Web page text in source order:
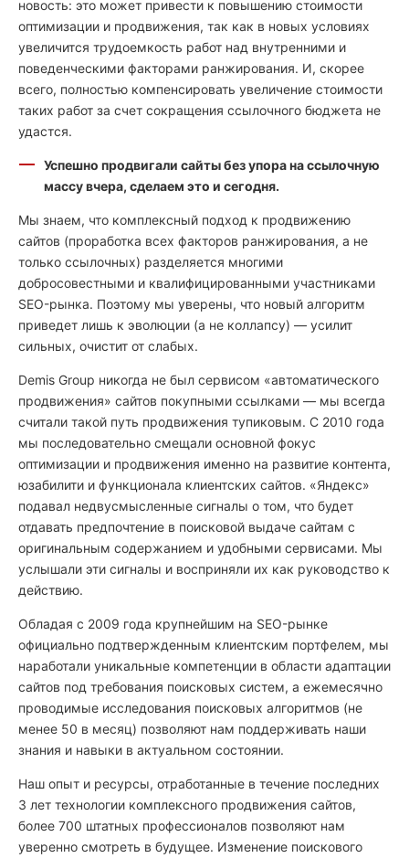
новость: это может привести к повышению стоимости
оптимизации и продвижения, так как в новых условиях
увеличится трудоемкость работ над внутренними и
поведенческими факторами ранжирования. И, скорее
всего, полностью компенсировать увеличение стоимости
таких работ за счет сокращения ссылочного бюджета не
удастся.
Успешно продвигали сайты без упора на ссылочную
массу вчера, сделаем это и сегодня.
Мы знаем, что комплексный подход к продвижению
сайтов (проработка всех факторов ранжирования, а не
только ссылочных) разделяется многими
добросовестными и квалифицированными участниками
SEO-рынка. Поэтому мы уверены, что новый алгоритм
приведет лишь к эволюции (а не коллапсу) — усилит
сильных, очистит от слабых.
Demis Group никогда не был сервисом «автоматического
продвижения» сайтов покупными ссылками — мы всегда
считали такой путь продвижения тупиковым. С 2010 года
мы последовательно смещали основной фокус
оптимизации и продвижения именно на развитие контента,
юзабилити и функционала клиентских сайтов. «Яндекс»
подавал недвусмысленные сигналы о том, что будет
отдавать предпочтение в поисковой выдаче сайтам с
оригинальным содержанием и удобными сервисами. Мы
услышали эти сигналы и восприняли их как руководство к
действию.
Обладая с 2009 года крупнейшим на SEO-рынке
официально подтвержденным клиентским портфелем, мы
наработали уникальные компетенции в области адаптации
сайтов под требования поисковых систем, а ежемесячно
проводимые исследования поисковых алгоритмов (не
менее 50 в месяц) позволяют нам поддерживать наши
знания и навыки в актуальном состоянии.
Наш опыт и ресурсы, отработанные в течение последних
3 лет технологии комплексного продвижения сайтов,
более 700 штатных профессионалов позволяют нам
уверенно смотреть в будущее. Изменение поискового